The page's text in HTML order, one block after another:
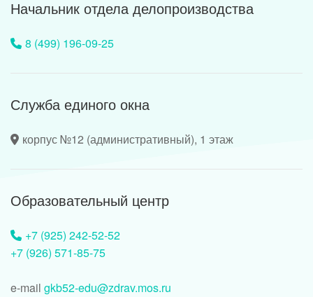
Начальник отдела делопроизводства
8 (499) 196-09-25
Служба единого окна
корпус №12 (административный), 1 этаж
Образовательный центр
+7 (925) 242-52-52
+7 (926) 571-85-75
e-mail gkb52-edu@zdrav.mos.ru